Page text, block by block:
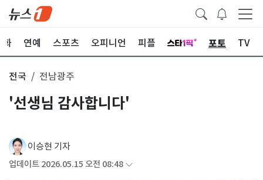
화 연예 스포츠 오피니언 피플 포토 TV
전국 전남광주
'선생님 감사합니다'
이승현 기자
업데이트 2026.05.15 오전 08:48